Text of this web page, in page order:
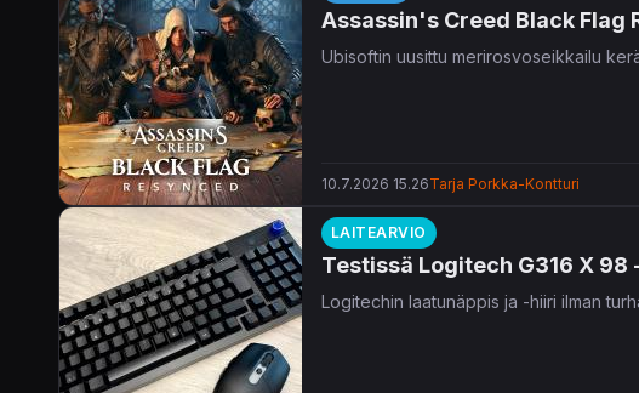
Assassin's Creed Black Flag
Ubisoftin uusittu merirosvoseikkailu
10.7.2026 15.26Tarja Porkka-Kontturi
LAITEARVIO
Testissä Logitech G316 X 98
Logitechin laatunäppis ja -hiiri ilman